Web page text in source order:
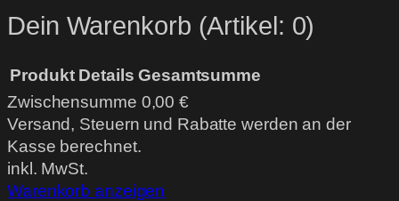
Dein Warenkorb (Artikel: 0)
Produkte
im
Warenkorb
Produkt Details Gesamtsumme
Zwischensumme 0,00 €
Versand, Steuern und Rabatte werden an der
Kasse berechnet.
inkl. MwSt.
Warenkorb anzeigen